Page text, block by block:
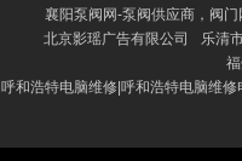
襄阳泵阀网-泵阀供应商，阀
北京影瑶广告有限公司
乐清
呼和浩特电脑维修|呼和浩特电脑维